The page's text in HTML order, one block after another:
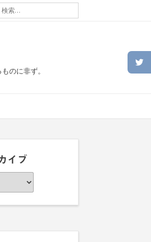
検
:
のに非ず。
イブ